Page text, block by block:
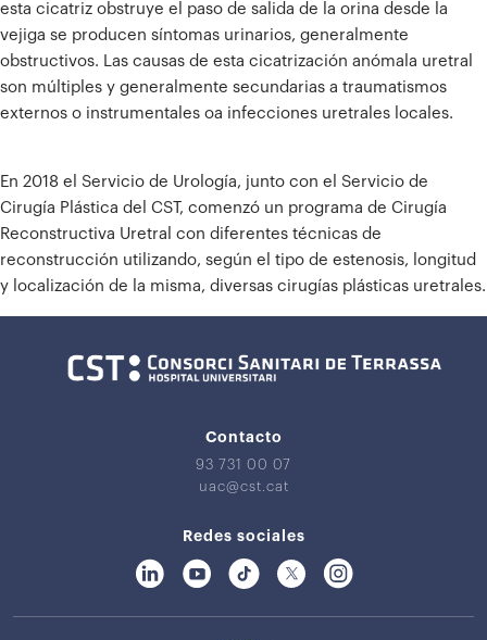
esta cicatriz obstruye el paso de salida de la orina desde la
vejiga se producen síntomas urinarios, generalmente
obstructivos. Las causas de esta cicatrización anómala uretral
son múltiples y generalmente secundarias a traumatismos
externos o instrumentales oa infecciones uretrales locales.
En 2018 el Servicio de Urología, junto con el Servicio de
Cirugía Plástica del CST, comenzó un programa de Cirugía
Reconstructiva Uretral con diferentes técnicas de
reconstrucción utilizando, según el tipo de estenosis, longitud
y localización de la misma, diversas cirugías plásticas uretrales.
Contacto
93 731 00 07
uac@cst.cat
Redes sociales